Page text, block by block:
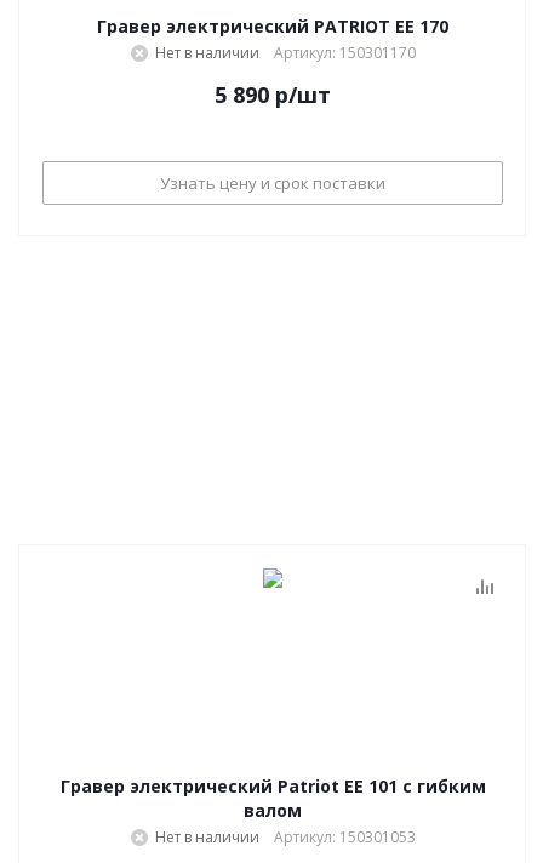
Гравер электрический PATRIOT EE 170
Нет в наличии Артикул: 150301170
5 890 р/шт
Узнать цену и срок поставки
Гравер электрический Patriot EE 101 с гибким
валом
Нет в наличии Артикул: 150301053